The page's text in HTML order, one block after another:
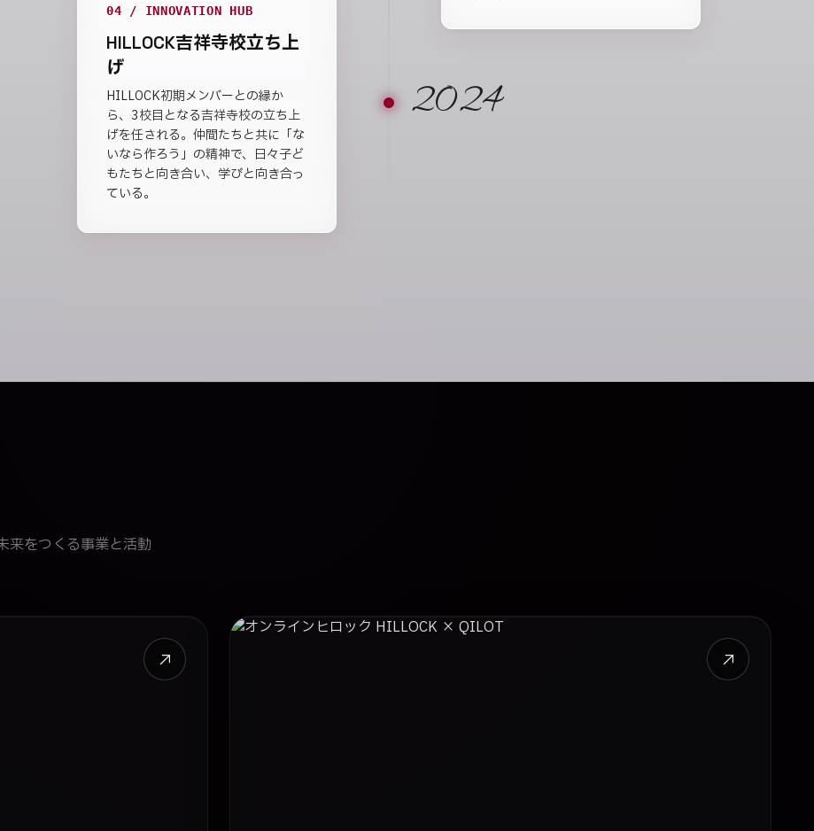
2024
04 / INNOVATION HUB
HILLOCK吉祥寺校立ち上
げ
HILLOCK初期メンバーとの縁か
ら、3校目となる吉祥寺校の立ち上
げを任される。仲間たちと共に「な
いなら作ろう」の精神で、日々子ど
もたちと向き合い、学びと向き合っ
ている。
来をつくる事業と活動